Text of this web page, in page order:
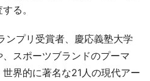
る。
プリ受賞者、慶応義塾大学
スポーツブランドのプーマ
世界的に著名な21人の現代アー